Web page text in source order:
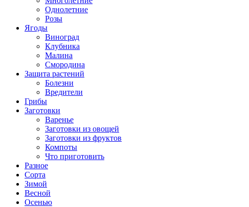
Однолетние
Розы
Ягоды
Виноград
Клубника
Малина
Смородина
Защита растений
Болезни
Вредители
Грибы
Заготовки
Варенье
Заготовки из овощей
Заготовки из фруктов
Компоты
Что приготовить
Разное
Сорта
Зимой
Весной
Осенью